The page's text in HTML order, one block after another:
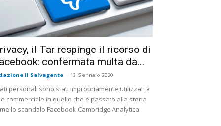
il Tar respinge il ricorso di
confermata multa da...
il Salvagente - 13 Gennaio 2020
personali sono stati impropriamente utilizzati a
commerciale in quello che è passato alla storia
lo scandalo Facebook-Cambridge Analytica